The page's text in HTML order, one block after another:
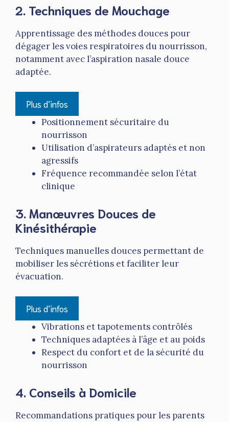
2. Techniques de Mouchage
Apprentissage des méthodes douces pour
dégager les voies respiratoires du nourrisson,
notamment avec l’aspiration nasale douce
adaptée.
Plus d’infos
Positionnement sécuritaire du
nourrisson
Utilisation d’aspirateurs adaptés et non
agressifs
Fréquence recommandée selon l’état
clinique
3. Manœuvres Douces de
Kinésithérapie
Techniques manuelles douces permettant de
mobiliser les sécrétions et faciliter leur
évacuation.
Plus d’infos
Vibrations et tapotements contrôlés
Techniques adaptées à l’âge et au poids
Respect du confort et de la sécurité du
nourrisson
4. Conseils à Domicile
Recommandations pratiques pour les parents